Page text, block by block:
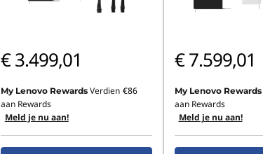
€ 3.499,01
My Lenovo Rewards Verdien €86
aan Rewards
Meld je nu aan!
€ 7.599,01
My Lenovo Rewards
aan Rewards
Meld je nu aan!